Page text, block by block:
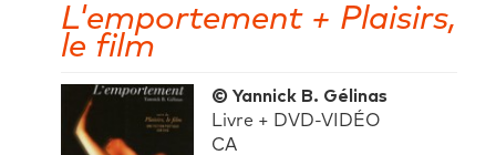
L'emportement + Plaisirs,
le film
© Yannick B. Gélinas
Livre + DVD-VIDÉO
CA